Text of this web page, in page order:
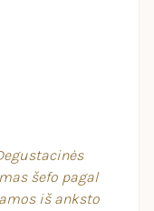
šefo pagal
iš anksto